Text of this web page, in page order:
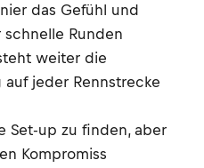
das Gefühl und
Runden
weiter die
jeder Rennstrecke
Set-up zu finden, aber
Kompromiss